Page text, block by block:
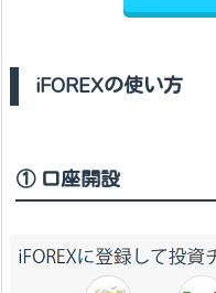
iFOREXの使い方
① 口座開設